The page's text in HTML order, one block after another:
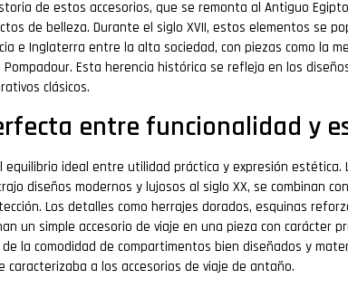
de estos accesorios, que se remonta al Antiguo
de belleza. Durante el siglo XVII, estos elementos se
e Inglaterra entre la alta sociedad, con piezas como la
Pompadour. Esta herencia histórica se refleja en los
clásicos.
entre funcionalidad y
ideal entre utilidad práctica y expresión estética.
diseños modernos y lujosos al siglo XX, se combinan
Los detalles como herrajes dorados, esquinas
un simple accesorio de viaje en una pieza con carácter
la comodidad de compartimentos bien diseñados y
caracterizaba a los accesorios de viaje de antaño.